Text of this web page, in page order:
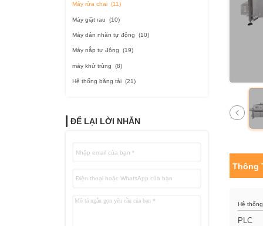
Máy rửa chai (11)
Máy giặt rau (10)
Máy dán nhãn tự động (10)
Máy nắp tự động (19)
máy khử trùng (8)
Hệ thống băng tải (21)
ĐỂ LẠI LỜI NHẮN
Thông
Hệ
PLC